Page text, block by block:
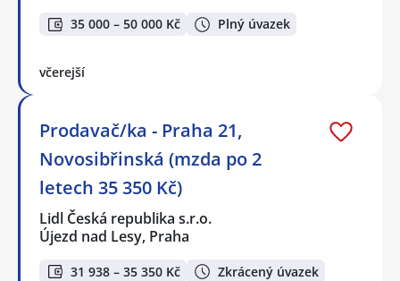
35 000 – 50 000 Kč Plný úvazek
včerejší
Prodavač/ka - Praha 21,
Novosibřinská (mzda po 2
letech 35 350 Kč)
Lidl Česká republika s.r.o.
Újezd nad Lesy, Praha
31 938 – 35 350 Kč Zkrácený úvazek